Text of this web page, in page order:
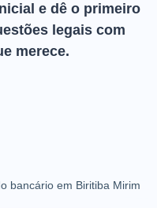
e dê o primeiro
legais com
merece.
bancário em Biritiba Mirim